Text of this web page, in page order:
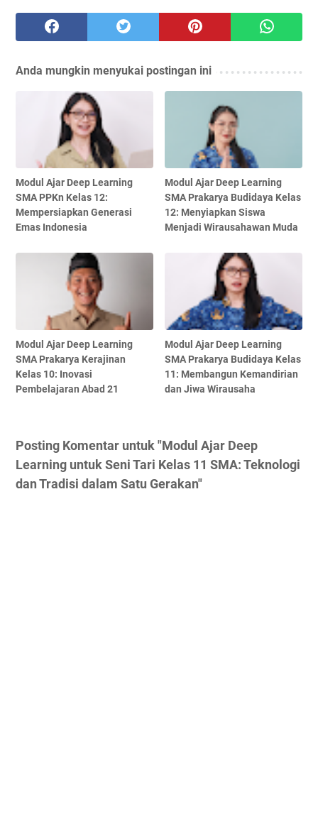
Anda mungkin menyukai postingan ini
Modul Ajar Deep Learning
SMA PPKn Kelas 12:
Mempersiapkan Generasi
Emas Indonesia
Modul Ajar Deep Learning
SMA Prakarya Budidaya Kelas
12: Menyiapkan Siswa
Menjadi Wirausahawan Muda
Modul Ajar Deep Learning
SMA Prakarya Kerajinan
Kelas 10: Inovasi
Pembelajaran Abad 21
Modul Ajar Deep Learning
SMA Prakarya Budidaya Kelas
11: Membangun Kemandirian
dan Jiwa Wirausaha
Posting Komentar untuk "Modul Ajar Deep
Learning untuk Seni Tari Kelas 11 SMA: Teknologi
dan Tradisi dalam Satu Gerakan"